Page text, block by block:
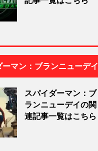
マン：ブランニューデイ
スパイダーマン：ブ
ランニューデイの関
連記事一覧はこちら